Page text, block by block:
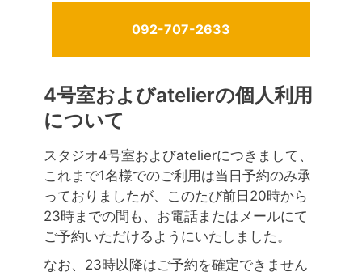
092-707-2633
4号室およびatelierの個人利用
について
スタジオ4号室およびatelierにつきまして、
これまで1名様でのご利用は当日予約のみ承
っておりましたが、このたび前日20時から
23時までの間も、お電話またはメールにて
ご予約いただけるようにいたしました。
なお、23時以降はご予約を確定できません